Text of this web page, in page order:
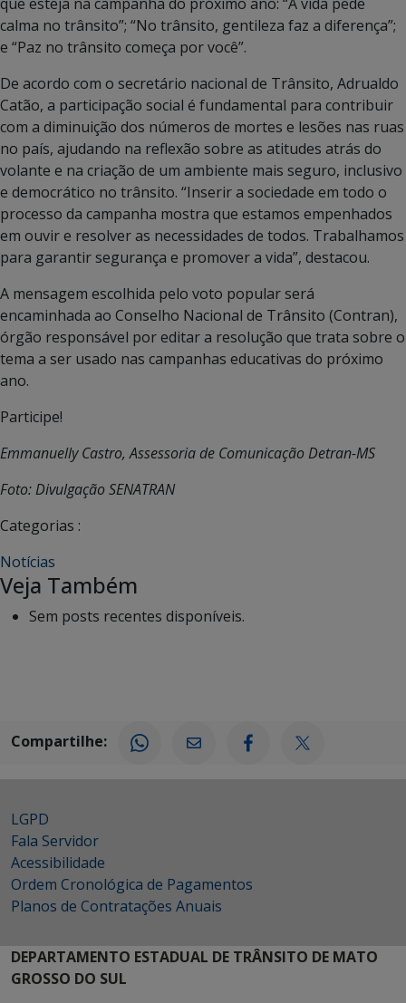
calma no trânsito”; “No trânsito, gentileza faz a diferença”;
e “Paz no trânsito começa por você”.
De acordo com o secretário nacional de Trânsito, Adrualdo
Catão, a participação social é fundamental para contribuir
com a diminuição dos números de mortes e lesões nas ruas
no país, ajudando na reflexão sobre as atitudes atrás do
volante e na criação de um ambiente mais seguro, inclusivo
e democrático no trânsito. “Inserir a sociedade em todo o
processo da campanha mostra que estamos empenhados
em ouvir e resolver as necessidades de todos. Trabalhamos
para garantir segurança e promover a vida”, destacou.
A mensagem escolhida pelo voto popular será
encaminhada ao Conselho Nacional de Trânsito (Contran),
órgão responsável por editar a resolução que trata sobre o
tema a ser usado nas campanhas educativas do próximo
ano.
Participe!
Emmanuelly Castro, Assessoria de Comunicação Detran-MS
Foto: Divulgação SENATRAN
Categorias :
Notícias
Veja Também
Sem posts recentes disponíveis.
Compartilhe:
LGPD
Fala Servidor
Acessibilidade
Ordem Cronológica de Pagamentos
Planos de Contratações Anuais
DEPARTAMENTO ESTADUAL DE TRÂNSITO DE MATO
GROSSO DO SUL